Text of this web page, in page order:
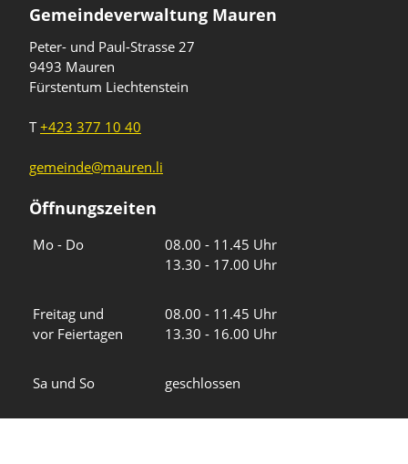
Gemeindeverwaltung Mauren
Peter- und Paul-Strasse 27
9493 Mauren
Fürstentum Liechtenstein
T+423 377 10 40
gemeinde@mauren.li
Öffnungszeiten
Mo - Do
08.00 - 11.45 Uhr
13.30 - 17.00 Uhr
Freitag und
vor Feiertagen
08.00 - 11.45 Uhr
13.30 - 16.00 Uhr
Sa und So geschlossen